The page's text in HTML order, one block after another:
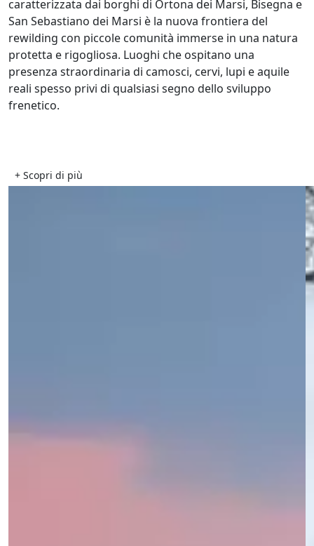
caratterizzata dai borghi di Ortona dei Marsi, Bisegna e
San Sebastiano dei Marsi è la nuova frontiera del
rewilding con piccole comunità immerse in una natura
protetta e rigogliosa. Luoghi che ospitano una
presenza straordinaria di camosci, cervi, lupi e aquile
reali spesso privi di qualsiasi segno dello sviluppo
frenetico.
+ Scopri di più